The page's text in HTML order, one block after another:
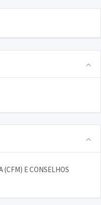
(CFM) E CONSELHOS